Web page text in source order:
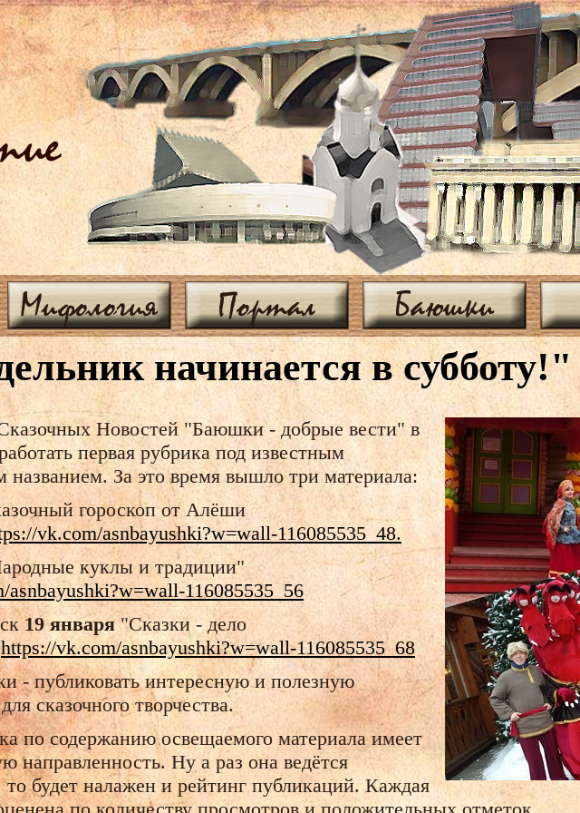
Мифология Портал Баюшки
начинается в субботу!"
Новостей "Баюшки - добрые вести" в
первая рубрика под известным
названием. За это время вышло три материала:
гороскоп от Алёши
vk.com/asnbayushki?w=wall-116085535_48.
куклы и традиции"
asnbayushki?w=wall-116085535_56
19 января"Сказки - дело
https://vk.com/asnbayushki?w=wall-116085535_68
- публиковать интересную и полезную
сказочного творчества.
по содержанию освещаемого материала имеет
направленность. Ну а раз она ведётся
будет налажен и рейтинг публикаций. Каждая